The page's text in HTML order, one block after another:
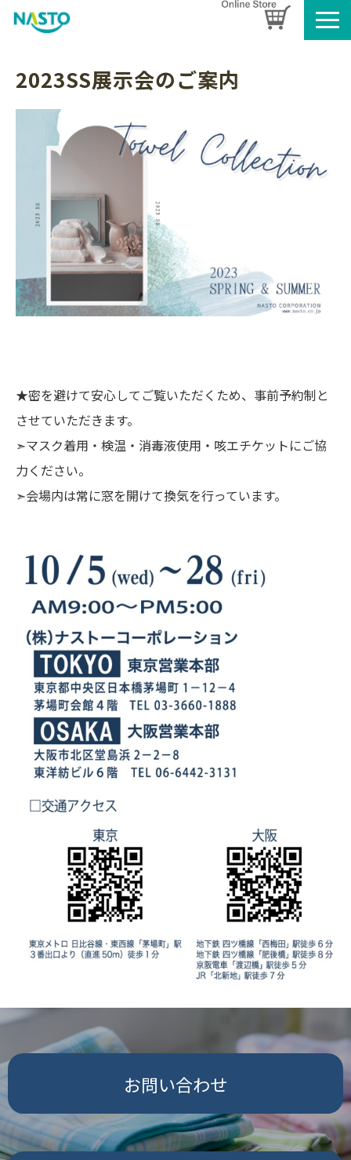
製品情報
ブログ
名入れタオルのご案内
SDGsへの取り組み
2023SS展示会のご案内
★密を避けて安心してご覧いただくため、事前予約制と
させていただきます。
➣マスク着用・検温・消毒液使用・咳エチケットにご協
力ください。
➣会場内は常に窓を開けて換気を行っています。
お問い合わせ